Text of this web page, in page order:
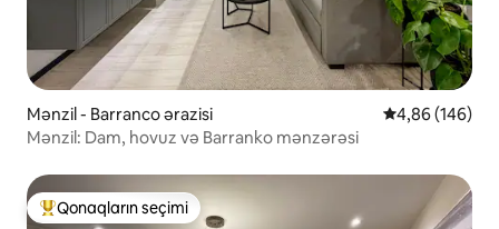
Mənzil - Barranco ərazisi Ortalama
4,86 (146)
Mənzil: Dam, hovuz və Barranko mənzərəsi
Populyar "Qonaqların seçimi"
Qonaqların seçimi